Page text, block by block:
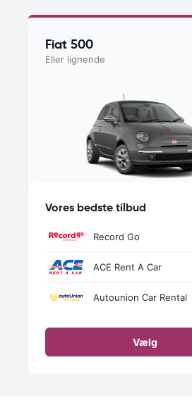
Fiat 500
Eller lignende
Vores bedste tilbud
Record Go
ACE Rent A Car
Autounion Car Rental
Vælg